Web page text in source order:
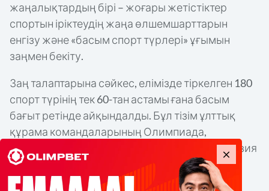
жаңалықтардың бірі – жоғары жетістіктер
спортын іріктеудің жаңа өлшемшарттарын
енгізу және «басым спорт түрлері» ұғымын
заңмен бекіту.
Заң талаптарына сәйкес, елімізде тіркелген 180
спорт түрінің тек 60-тан астамы ғана басым
бағыт ретінде айқындалды. Бұл тізім ұлттық
құрама командаларының Олимпиада,
Паралимпиада, Сурдлимпиада, Азия және Азия
Пара ойындарындағы нәтижелері негізінде
жасалады.